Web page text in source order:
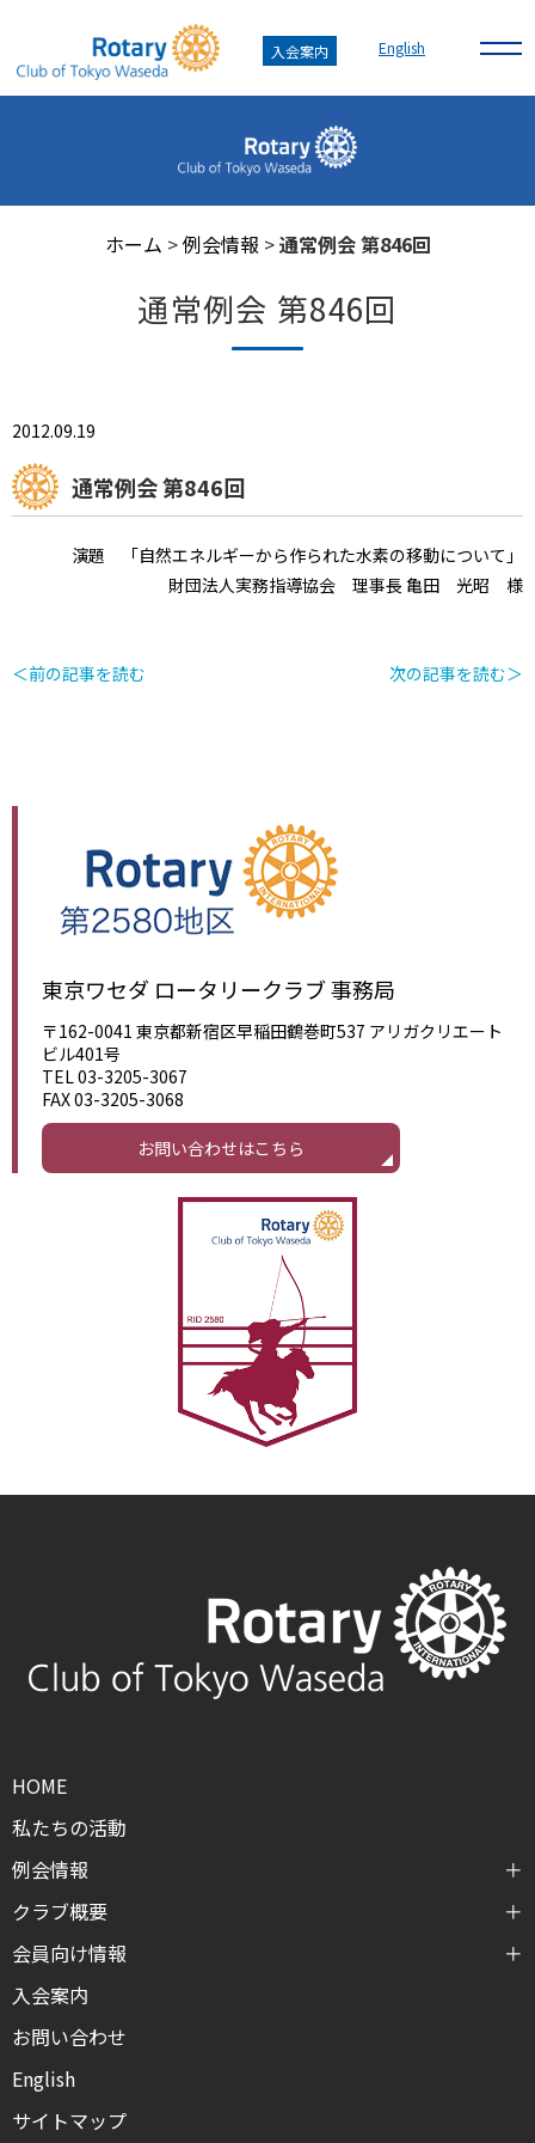
入会案内 English
ホーム >例会情報 >通常例会 第846回
通常例会 第846回
2012.09.19
通常例会 第846回
演題 「自然エネルギーから作られた水素の移動について」
財団法人実務指導協会 理事長 亀田 光昭 様
＜前の記事を読む 次の記事を読む＞
東京ワセダ ロータリークラブ 事務局
〒162-0041 東京都新宿区早稲田鶴巻町537 アリガクリエート
ビル401号
TEL 03-3205-3067
FAX 03-3205-3068
お問い合わせはこちら
HOME
私たちの活動
例会情報
クラブ概要
会員向け情報
入会案内
お問い合わせ
English
サイトマップ